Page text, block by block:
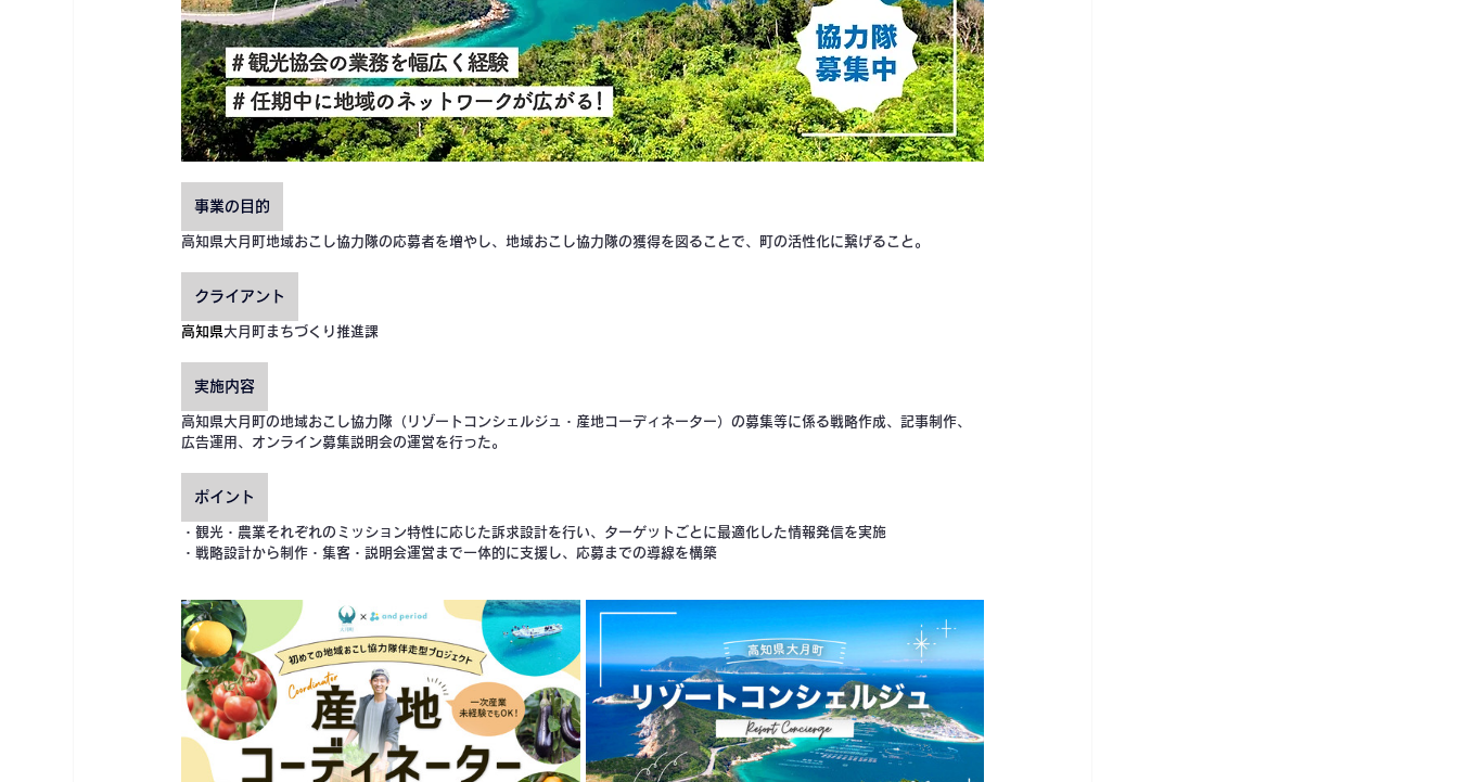
事業の目的
高知県大月町地域おこし協力隊の応募者を増やし、地域おこし協力隊の獲得を図ることで、町の活性化に繋げること。
クライアント
高知県大月町まちづくり推進課
実施内容
高知県大月町の地域おこし協力隊（リゾートコンシェルジュ・産地コーディネーター）の募集等に係る戦略作成、記事制作、
広告運用、オンライン募集説明会の運営を行った。
ポイント
・観光・農業それぞれのミッション特性に応じた訴求設計を行い、ターゲットごとに最適化した情報発信を実施
・戦略設計から制作・集客・説明会運営まで一体的に支援し、応募までの導線を構築